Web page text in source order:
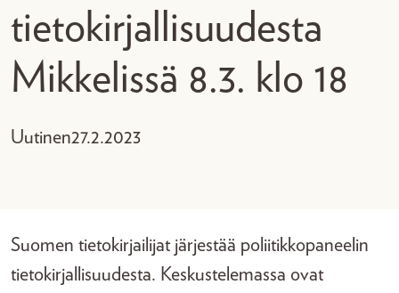
tietokirjallisuudesta
Mikkelissä 8.3. klo 18
Uutinen27.2.2023
Suomen tietokirjailijat järjestää poliitikkopaneelin
tietokirjallisuudesta. Keskustelemassa ovat